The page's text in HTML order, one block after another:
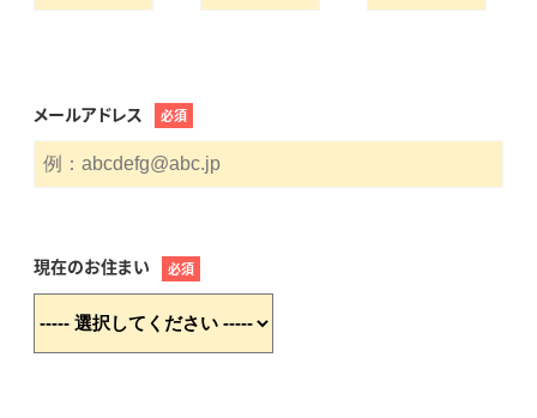
メールアドレス 必須
現在のお住まい 必須